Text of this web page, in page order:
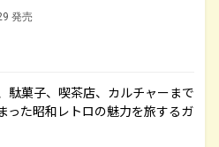
発売
駄菓子、喫茶店、カルチャーまで
った昭和レトロの魅力を旅するガ